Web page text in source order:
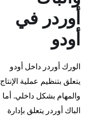
أوردر في
أودو
الورك أوردر داخل أودو
يتعلق بتنظيم عملية الإنتاج
والمهام بشكل داخلي. أما
الباك أوردر يتعلق بإدارة